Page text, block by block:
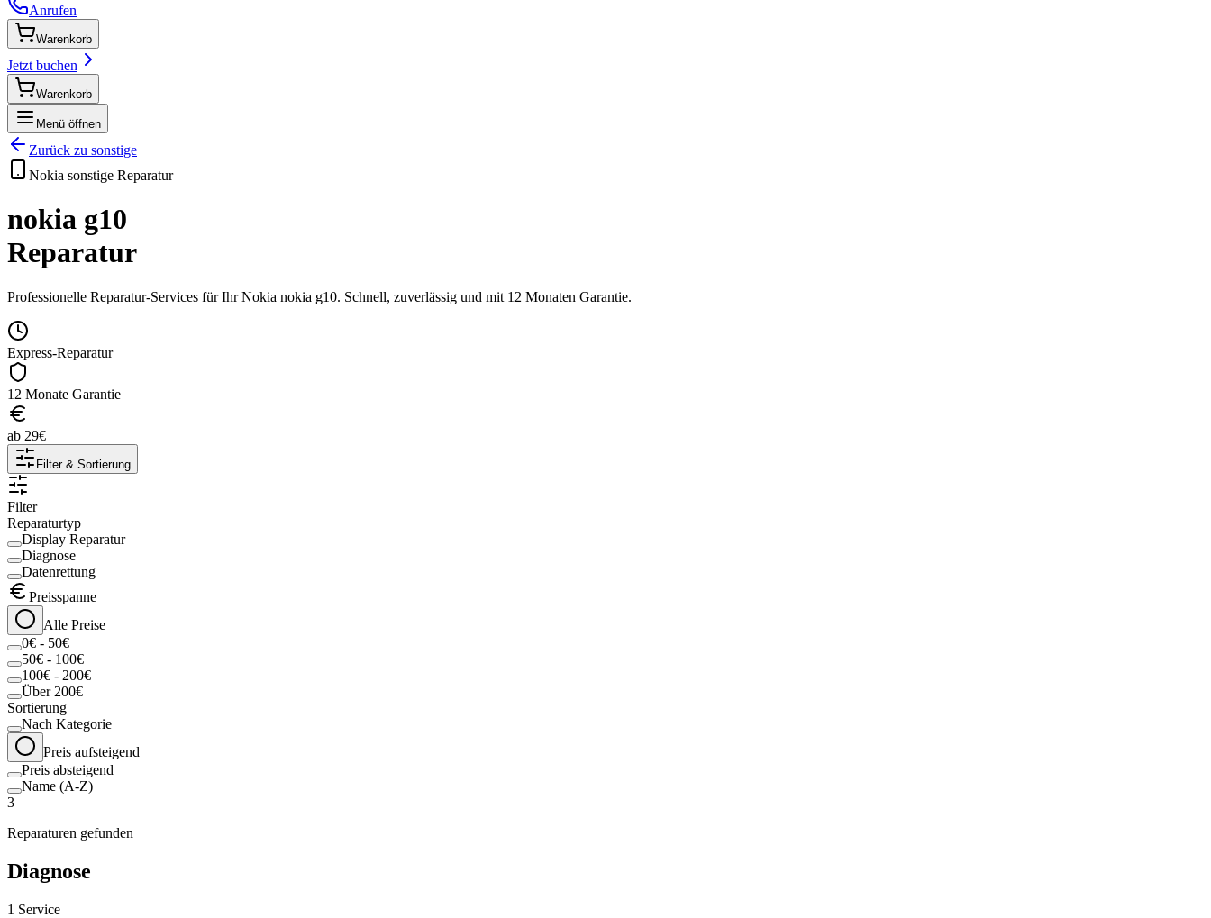
Anrufen
Warenkorb
Jetzt buchen
Warenkorb
Menü öffnen
Zurück zu sonstige
Nokia sonstige Reparatur
nokia g10
Reparatur
Professionelle Reparatur-Services für IhrNokia nokia g10. Schnell, zuverlässig und mit 12 Monaten Garantie.
Express-Reparatur
12 Monate Garantie
ab 29€
Filter & Sortierung
Filter
Reparaturtyp
Display Reparatur
Diagnose
Datenrettung
Preisspanne
Alle Preise
0€ - 50€
50€ - 100€
100€ - 200€
Über 200€
Sortierung
Nach Kategorie
Preis aufsteigend
Preis absteigend
Name (A-Z)
3
Reparaturen gefunden
Diagnose
1 Service